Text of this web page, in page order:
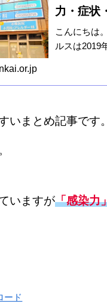
力・症状
こんにちは
ルスは2019
いまとめ記事です。
いますが「感染力
ード